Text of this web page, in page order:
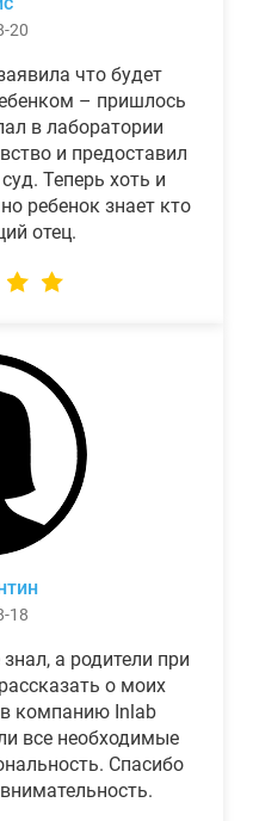
20
что будет
– пришлось
в лаборатории
и предоставил
Теперь хоть и
ребенок знает кто
отец.
18
а родители при
о моих
компанию Inlab
все необходимые
Спасибо